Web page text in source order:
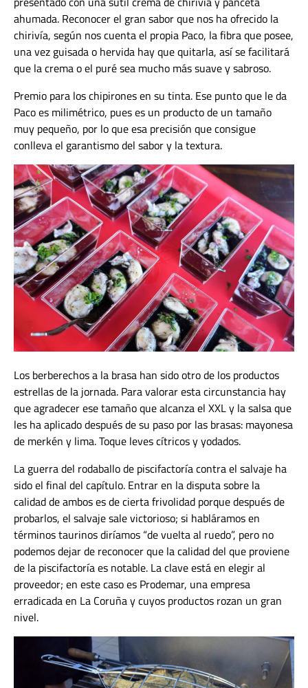
ahumada. Reconocer el gran sabor que nos ha ofrecido la
chirivía, según nos cuenta el propia Paco, la fibra que posee,
una vez guisada o hervida hay que quitarla, así se facilitará
que la crema o el puré sea mucho más suave y sabroso.
Premio para los chipirones en su tinta. Ese punto que le da
Paco es milimétrico, pues es un producto de un tamaño
muy pequeño, por lo que esa precisión que consigue
conlleva el garantismo del sabor y la textura.
Los berberechos a la brasa han sido otro de los productos
estrellas de la jornada. Para valorar esta circunstancia hay
que agradecer ese tamaño que alcanza el XXL y la salsa que
les ha aplicado después de su paso por las brasas: mayonesa
de merkén y lima. Toque leves cítricos y yodados.
La guerra del rodaballo de piscifactoría contra el salvaje ha
sido el final del capítulo. Entrar en la disputa sobre la
calidad de ambos es de cierta frivolidad porque después de
probarlos, el salvaje sale victorioso; si habláramos en
términos taurinos diríamos “de vuelta al ruedo”, pero no
podemos dejar de reconocer que la calidad del que proviene
de la piscifactoría es notable. La clave está en elegir al
proveedor; en este caso es Prodemar, una empresa
erradicada en La Coruña y cuyos productos rozan un gran
nivel.